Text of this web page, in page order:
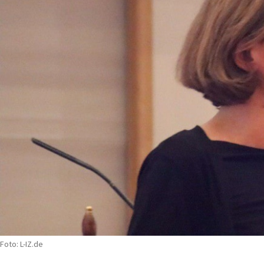
Foto: L-IZ.de